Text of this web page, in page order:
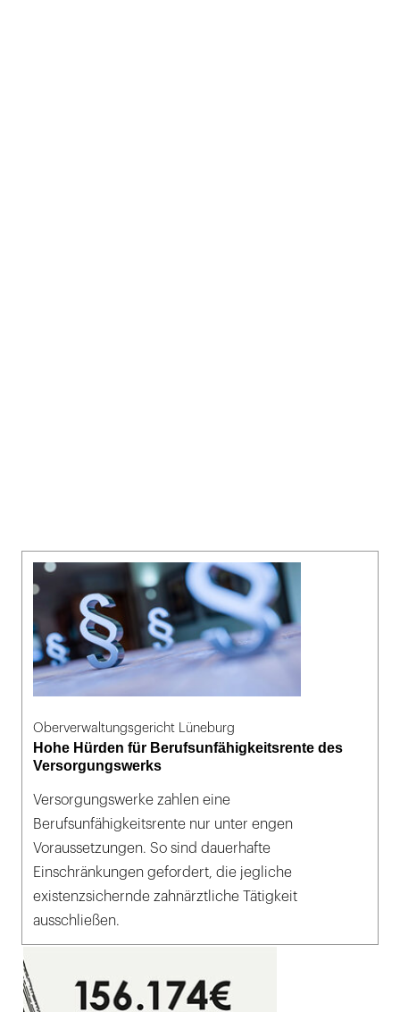
Oberverwaltungsgericht Lüneburg
Hohe Hürden für Berufsunfähigkeitsrente des
Versorgungswerks
Versorgungswerke zahlen eine
Berufsunfähigkeitsrente nur unter engen
Voraussetzungen. So sind dauerhafte
Einschränkungen gefordert, die jegliche
existenzsichernde zahnärztliche Tätigkeit
ausschließen.